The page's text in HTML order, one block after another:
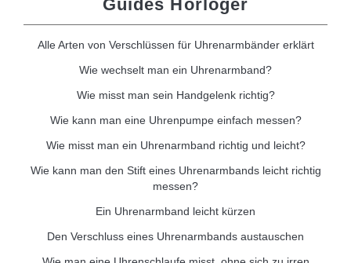
Guides Horloger
Alle Arten von Verschlüssen für Uhrenarmbänder erklärt
Wie wechselt man ein Uhrenarmband?
Wie misst man sein Handgelenk richtig?
Wie kann man eine Uhrenpumpe einfach messen?
Wie misst man ein Uhrenarmband richtig und leicht?
Wie kann man den Stift eines Uhrenarmbands leicht richtig
messen?
Ein Uhrenarmband leicht kürzen
Den Verschluss eines Uhrenarmbands austauschen